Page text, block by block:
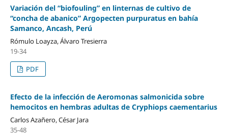
Variación del “biofouling” en linternas de cultivo de
“concha de abanico” Argopecten purpuratus en bahía
Samanco, Ancash, Perú
Rómulo Loayza, Álvaro Tresierra
19-34
PDF
Efecto de la infección de Aeromonas salmonicida sobre
hemocitos en hembras adultas de Cryphiops caementarius
Carlos Azañero, César Jara
35-48